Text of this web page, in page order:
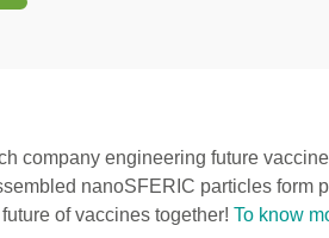
company engineering future
nanoSFERIC particles
of vaccines together! To know